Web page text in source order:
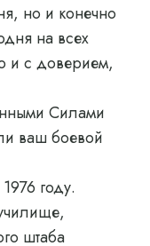
но и конечно
на всех
и с доверием,
Силами
ваш боевой
году.
штаба